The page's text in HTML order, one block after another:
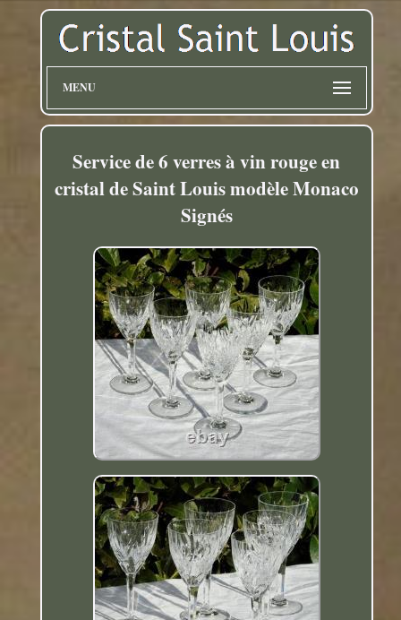
MENU
Service de 6 verres à vin rouge en
cristal de Saint Louis modèle Monaco
Signés